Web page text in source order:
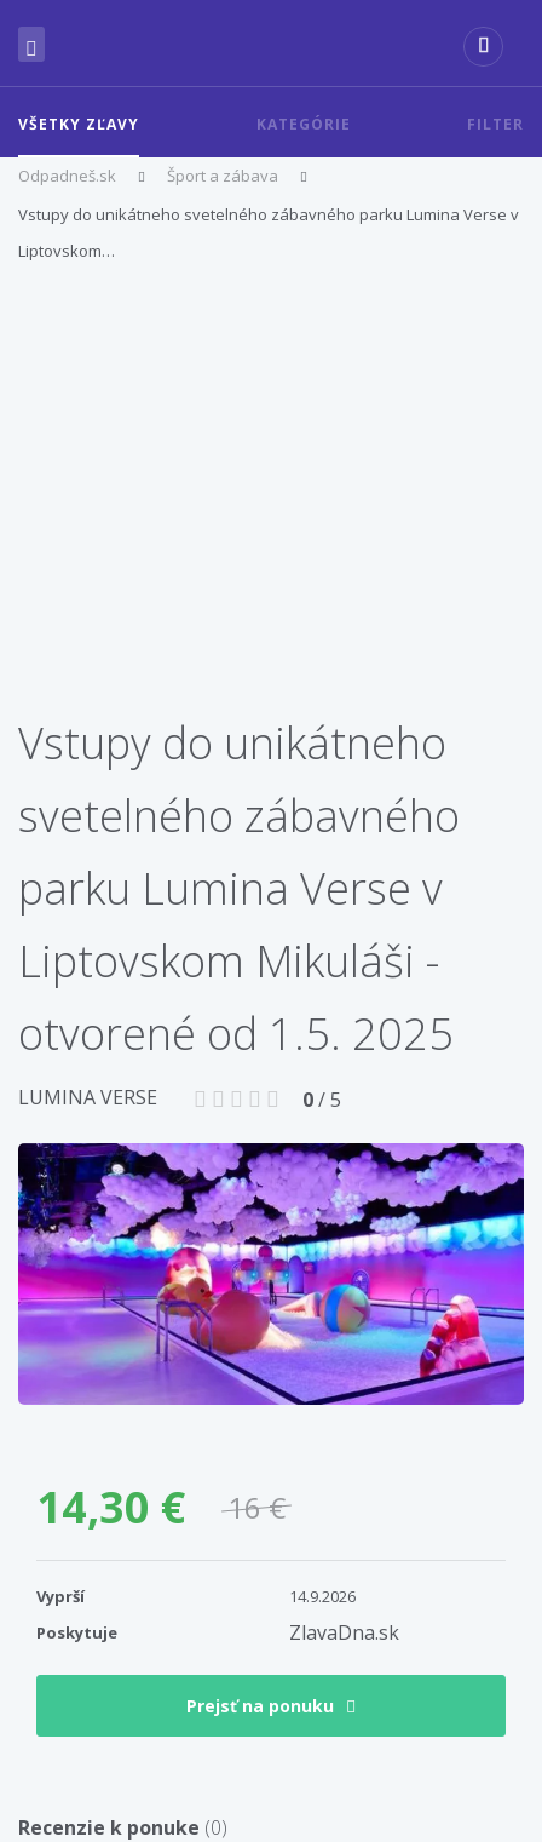
VŠETKY ZĽAVY KATEGÓRIE FILTER
Odpadneš.sk
Šport a zábava
Vstupy do unikátneho svetelného zábavného parku Lumina Verse v
Liptovskom…
Vstupy do unikátneho
svetelného zábavného
parku Lumina Verse v
Liptovskom Mikuláši -
otvorené od 1.5. 2025
LUMINA VERSE 0/ 5
14,30 € 16 €
Vyprší
14.9.2026
Poskytuje
ZlavaDna.sk
Prejsť na ponuku
Recenzie k ponuke (0)